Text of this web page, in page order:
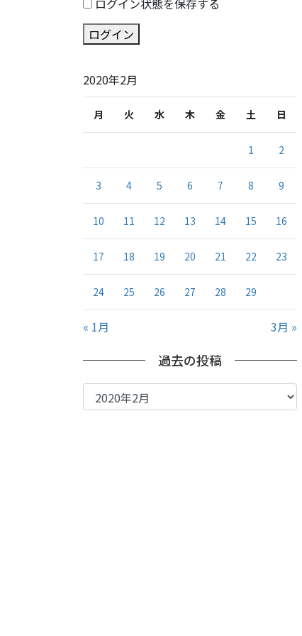
ログイン状態を保存する
ログイン
2020年2月
月 火 水 木 金 土 日
1 2
3 4 5 6 7 8 9
10 11 12 13 14 15 16
17 18 19 20 21 22 23
24 25 26 27 28 29
« 1月 3月 »
過去の投稿
過
去